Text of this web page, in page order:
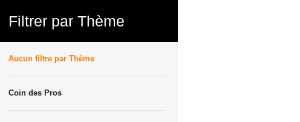
Filtrer par Thème
Aucun filtre par Thème
Coin des Pros